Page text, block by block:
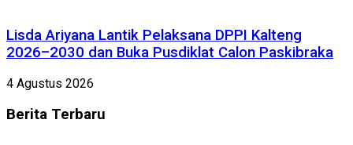
Lisda Ariyana Lantik Pelaksana DPPI Kalteng
2026–2030 dan Buka Pusdiklat Calon Paskibraka
4 Agustus 2026
Berita Terbaru